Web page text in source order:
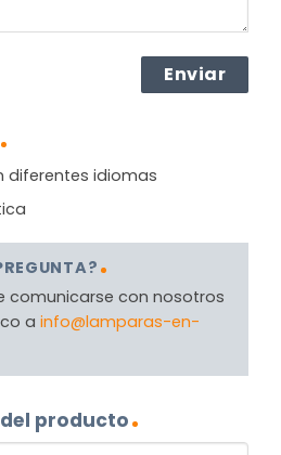
diferentes idiomas
comunicarse con nosotros
a info@lamparas-en-
producto